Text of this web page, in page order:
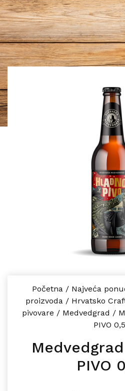
Početna / Najveća
proizvoda / Hrvatsko
pivovare / Medvedgrad /
PIVO
PIVO